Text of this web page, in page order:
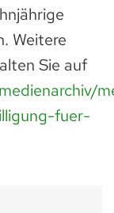
Weitere
Sie auf
fuer-